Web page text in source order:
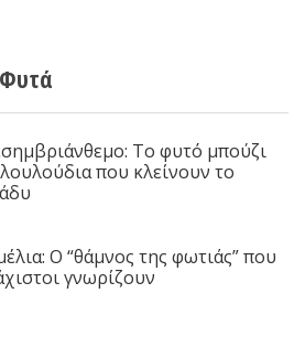
Το φυτό μπούζι
που κλείνουν το
Ο “θάμνος της φωτιάς” που
γνωρίζουν